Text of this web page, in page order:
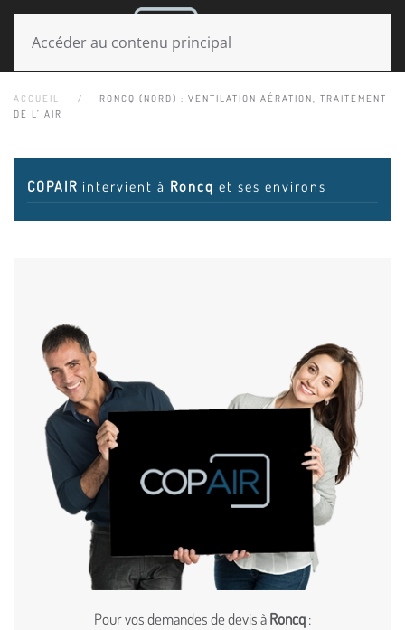
Accéder au contenu principal
ACCUEIL
RONCQ (NORD) : VENTILATION AÉRATION, TRAITEMENT
DE L’ AIR
COPAIR intervient à Roncq et ses environs
Pour vos demandes de devis àRoncq: